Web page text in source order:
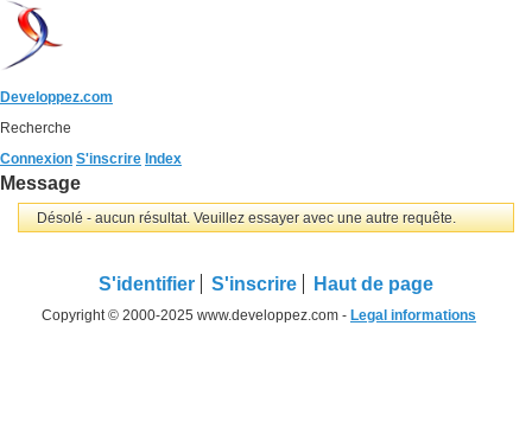
Developpez.com
Recherche
Connexion S'inscrire Index
Message
Désolé - aucun résultat. Veuillez essayer avec une autre requête.
S'identifier S'inscrire Haut de page
Copyright © 2000-2025 www.developpez.com - Legal informations